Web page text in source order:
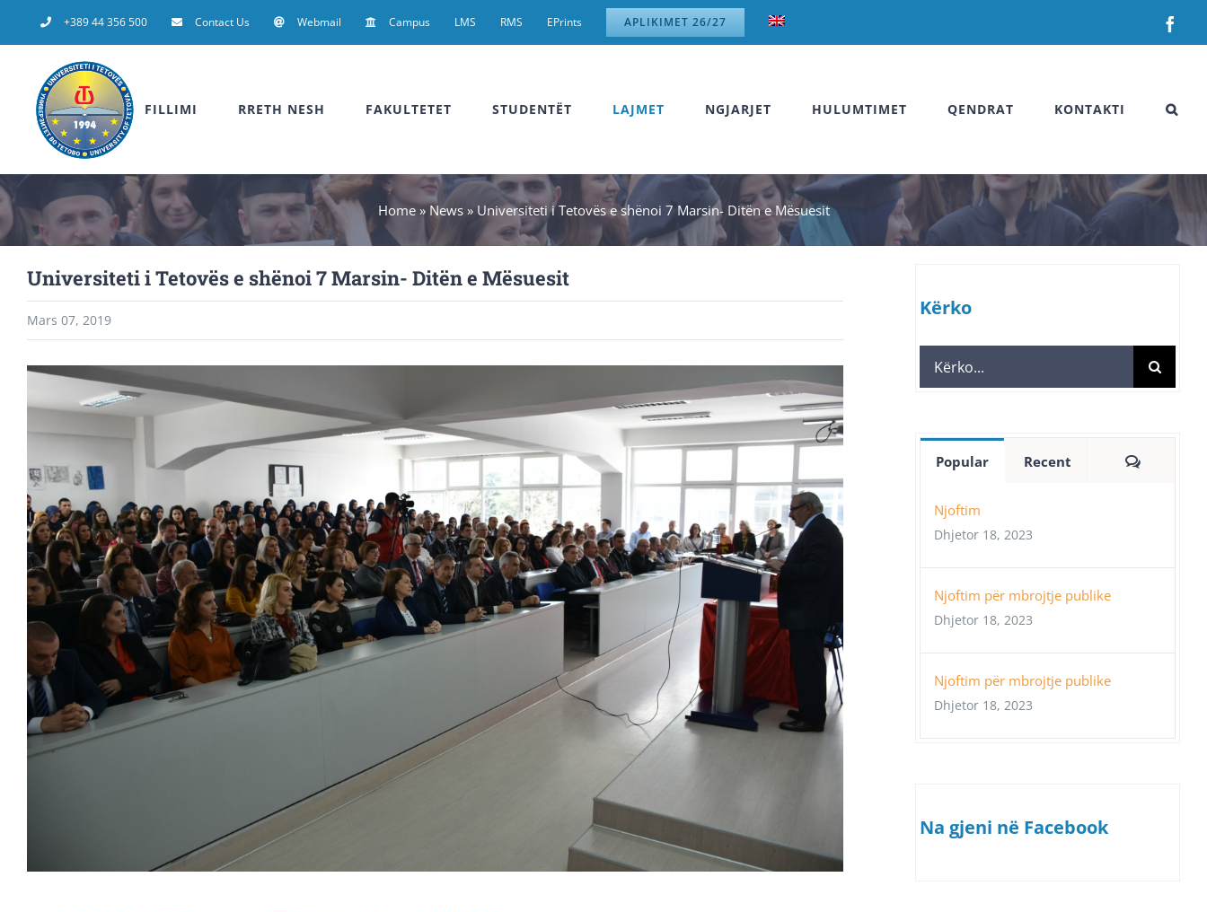
to
+389 44 356 500 Contact Us Webmail Campus LMS RMS EPrints APLIKIMET 26/27
FILLIMI RRETH NESH FAKULTETET STUDENTËT LAJMET NGJARJET HULUMTIMET QENDRAT KONTAKTI
Home»News» Universiteti i Tetovës e shënoi 7 Marsin- Ditën e Mësuesit
Universiteti i Tetovës e shënoi 7 Marsin- Ditën e Mësuesit
Mars 07, 2019
View
Larger
Image
Kërko
Search
for:
Popular Recent
Njoftim
Dhjetor 18, 2023
Njoftim për mbrojtje publike
Dhjetor 18, 2023
Njoftim për mbrojtje publike
Dhjetor 18, 2023
Na gjeni në Facebook